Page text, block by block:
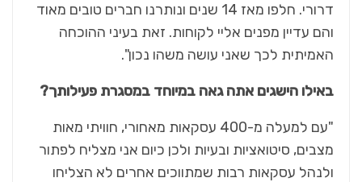
דרורי. חלפו מאז 14 שנים ונותרנו חברים טובים מאוד
והם עדיין מפנים אליי לקוחות. זאת בעיני ההוכחה
האמיתית לכך שאני עושה משהו נכון".
באילו הישגים אתה גאה במיוחד במסגרת פעילותך?
"עם למעלה מ-400 עסקאות מאחורי, חוויתי מאות
מצבים, סיטואציות ובעיות ולכן כיום אני מצליח לפתור
ולנהל עסקאות רבות שמתווכים אחרים לא הצליחו